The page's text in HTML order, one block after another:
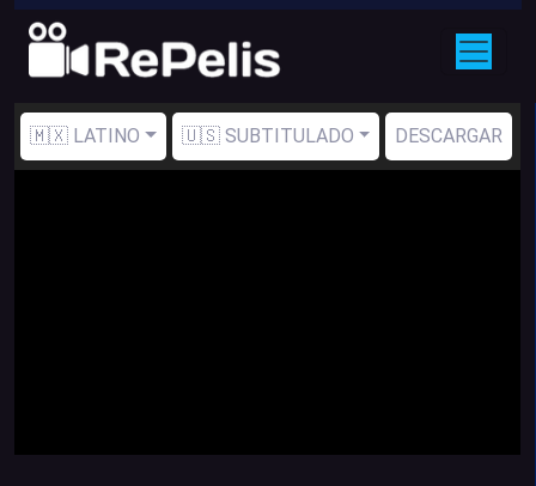
🇲🇽 LATINO 🇺🇸 SUBTITULADO DESCARGAR